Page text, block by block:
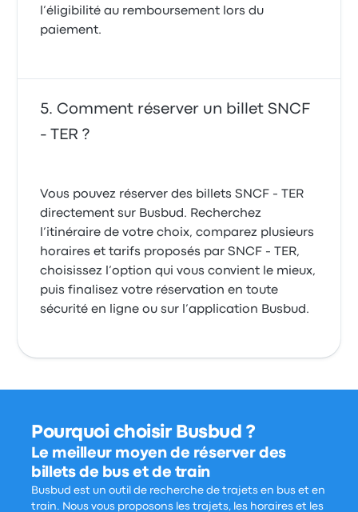
l’éligibilité au remboursement lors du
paiement.
Comment réserver un billet SNCF
- TER ?
Vous pouvez réserver des billets SNCF - TER
directement sur Busbud. Recherchez
l’itinéraire de votre choix, comparez plusieurs
horaires et tarifs proposés par SNCF - TER,
choisissez l’option qui vous convient le mieux,
puis finalisez votre réservation en toute
sécurité en ligne ou sur l’application Busbud.
Pourquoi choisir Busbud ?
Le meilleur moyen de réserver des
billets de bus et de train
Busbud est un outil de recherche de trajets en bus et en
train. Nous vous proposons les trajets, les horaires et les